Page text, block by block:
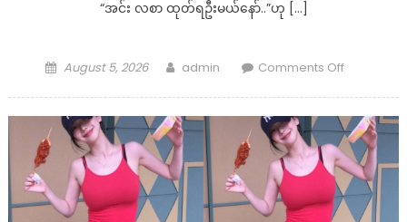
“အင်း လစာ ထုတ်ရဦးမယ်နော်..”ဟု […]
Posted
August 5, 2026 Author
admin Comments Offon
တဲ့
မောင်
လေး
ရဲ့
သိုင်းကွက်